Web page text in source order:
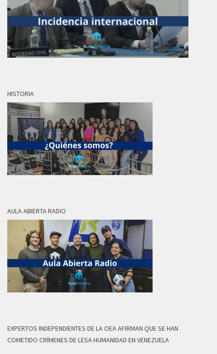
HISTORIA
AULA ABIERTA RADIO
EXPERTOS INDEPENDIENTES DE LA OEA AFIRMAN QUE SE HAN
COMETIDO CRÍMENES DE LESA HUMANIDAD EN VENEZUELA